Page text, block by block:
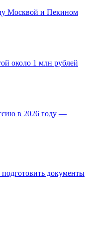
Москвой и Пекином
около 1 млн рублей
в 2026 году —
подготовить документы